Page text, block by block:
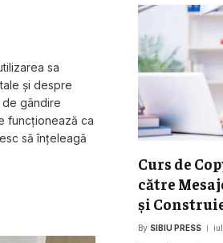
sa
și despre
gândire
funcționează ca
să înțeleagă
Curs de
către
și
Puternice
By SIBIU PRESS